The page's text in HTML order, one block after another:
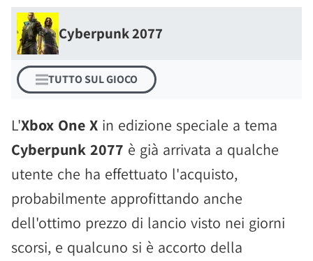
Cyberpunk 2077
TUTTO SUL GIOCO
L'Xbox One X in edizione speciale a tema
Cyberpunk 2077 è già arrivata a qualche
utente che ha effettuato l'acquisto,
probabilmente approfittando anche
dell'ottimo prezzo di lancio visto nei giorni
scorsi, e qualcuno si è accorto della